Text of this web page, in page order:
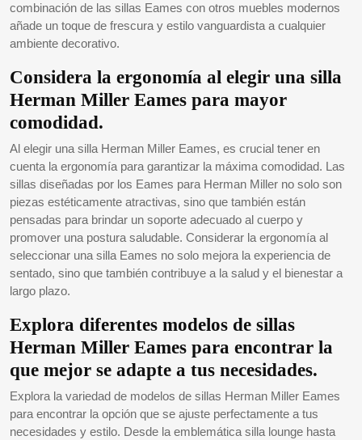
combinación de las sillas Eames con otros muebles modernos
añade un toque de frescura y estilo vanguardista a cualquier
ambiente decorativo.
Considera la ergonomía al elegir una silla
Herman Miller Eames para mayor
comodidad.
Al elegir una silla Herman Miller Eames, es crucial tener en
cuenta la ergonomía para garantizar la máxima comodidad. Las
sillas diseñadas por los Eames para Herman Miller no solo son
piezas estéticamente atractivas, sino que también están
pensadas para brindar un soporte adecuado al cuerpo y
promover una postura saludable. Considerar la ergonomía al
seleccionar una silla Eames no solo mejora la experiencia de
sentado, sino que también contribuye a la salud y el bienestar a
largo plazo.
Explora diferentes modelos de sillas
Herman Miller Eames para encontrar la
que mejor se adapte a tus necesidades.
Explora la variedad de modelos de sillas Herman Miller Eames
para encontrar la opción que se ajuste perfectamente a tus
necesidades y estilo. Desde la emblemática silla lounge hasta